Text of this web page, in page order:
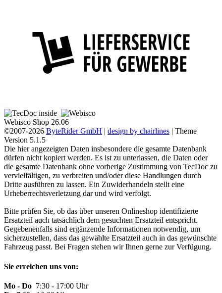
Webisco Shop 26.06
©2007-2026 ByteRider GmbH | design by chairlines | Theme
Version 5.1.5
Die hier angezeigten Daten insbesondere die gesamte Datenbank
dürfen nicht kopiert werden. Es ist zu unterlassen, die Daten oder
die gesamte Datenbank ohne vorherige Zustimmung von TecDoc zu
vervielfältigen, zu verbreiten und/oder diese Handlungen durch
Dritte ausführen zu lassen. Ein Zuwiderhandeln stellt eine
Urheberrechtsverletzung dar und wird verfolgt.
Bitte prüfen Sie, ob das über unseren Onlineshop identifizierte
Ersatzteil auch tatsächlich dem gesuchten Ersatzteil entspricht.
Gegebenenfalls sind ergänzende Informationen notwendig, um
sicherzustellen, dass das gewählte Ersatzteil auch in das gewünschte
Fahrzeug passt. Bei Fragen stehen wir Ihnen gerne zur Verfügung.
Sie erreichen uns von:
Mo - Do 7:30 - 17:00 Uhr